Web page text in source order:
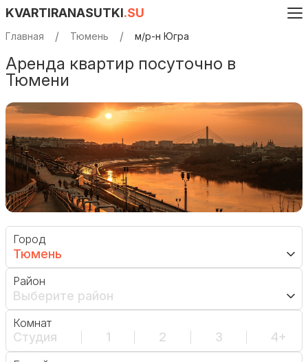
KVARTIRANASUTKI.SU
Главная Тюмень м/р-н Югра
Аренда квартир посуточно в
Тюмени
Город
Тюмень
Район
Выберите район
Комнат
Студия 1 2 3 4+